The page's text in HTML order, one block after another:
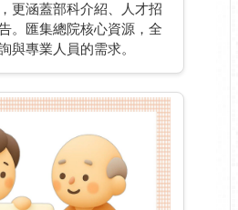
更涵蓋部科介紹、人才招
。匯集總院核心資源，全
與專業人員的需求。